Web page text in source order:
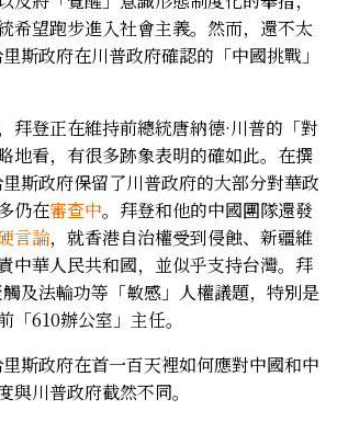
希望跑步進入社會主義。然而，還不太
斯政府在川普政府確認的「中國挑戰」
拜登正在維持前總統唐納德·川普的「對
地看，有很多跡象表明的確如此。在撰
斯政府保留了川普政府的大部分對華政
仍在審查中。拜登和他的中國團隊還發
言論，就香港自治權受到侵蝕、新疆維
中華人民共和國，並似乎支持台灣。拜
及法輪功等「敏感」人權議題，特別是
「610辦公室」主任。
斯政府在首一百天裡如何應對中國和中
與川普政府截然不同。